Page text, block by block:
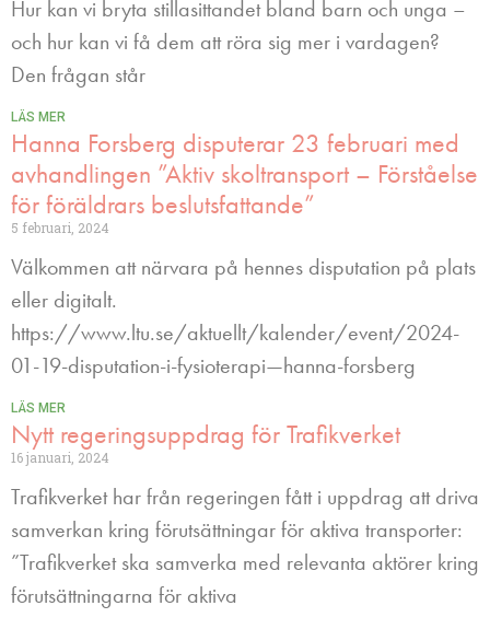
Hur kan vi bryta stillasittandet bland barn och unga –
och hur kan vi få dem att röra sig mer i vardagen?
Den frågan står
LÄS MER
Hanna Forsberg disputerar 23 februari med
avhandlingen ”Aktiv skoltransport – Förståelse
för föräldrars beslutsfattande”
5 februari, 2024
Välkommen att närvara på hennes disputation på plats
eller digitalt.
https://www.ltu.se/aktuellt/kalender/event/2024-
01-19-disputation-i-fysioterapi—hanna-forsberg
LÄS MER
Nytt regeringsuppdrag för Trafikverket
16 januari, 2024
Trafikverket har från regeringen fått i uppdrag att driva
samverkan kring förutsättningar för aktiva transporter:
”Trafikverket ska samverka med relevanta aktörer kring
förutsättningarna för aktiva